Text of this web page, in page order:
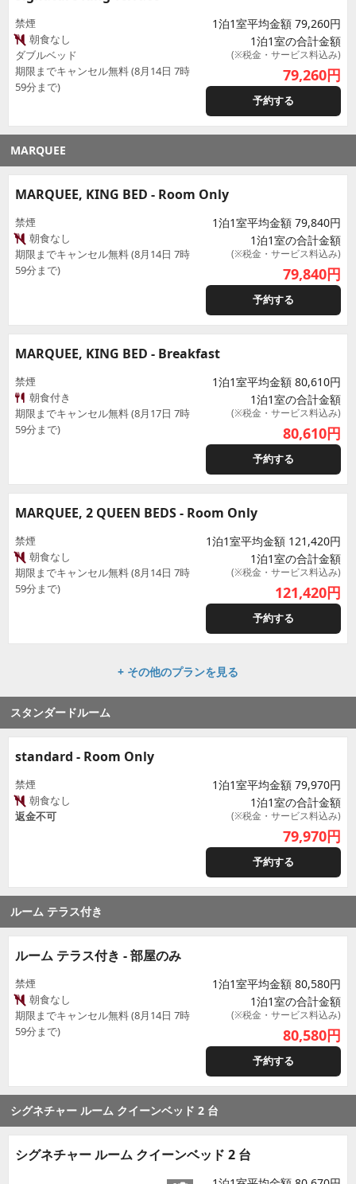
禁煙
朝食なし
ダブルベッド
期限までキャンセル無料 (8月14日 7時
59分まで)
1泊1室平均金額 79,260円
1泊1室の合計金額
(※税金・サービス料込み)
79,260円
予約する
MARQUEE
MARQUEE, KING BED - Room Only
禁煙
朝食なし
期限までキャンセル無料 (8月14日 7時
59分まで)
1泊1室平均金額 79,840円
1泊1室の合計金額
(※税金・サービス料込み)
79,840円
予約する
MARQUEE, KING BED - Breakfast
禁煙
朝食付き
期限までキャンセル無料 (8月17日 7時
59分まで)
1泊1室平均金額 80,610円
1泊1室の合計金額
(※税金・サービス料込み)
80,610円
予約する
MARQUEE, 2 QUEEN BEDS - Room Only
禁煙
朝食なし
期限までキャンセル無料 (8月14日 7時
59分まで)
1泊1室平均金額 121,420円
1泊1室の合計金額
(※税金・サービス料込み)
121,420円
予約する
+ その他のプランを見る
スタンダードルーム
standard - Room Only
禁煙
朝食なし
返金不可
1泊1室平均金額 79,970円
1泊1室の合計金額
(※税金・サービス料込み)
79,970円
予約する
ルーム テラス付き
ルーム テラス付き - 部屋のみ
禁煙
朝食なし
期限までキャンセル無料 (8月14日 7時
59分まで)
1泊1室平均金額 80,580円
1泊1室の合計金額
(※税金・サービス料込み)
80,580円
予約する
シグネチャー ルーム クイーンベッド 2 台
シグネチャー ルーム クイーンベッド 2 台